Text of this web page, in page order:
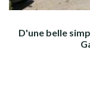
D'une belle